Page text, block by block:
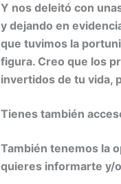
Y nos deleitó con
y dejando en
que tuvimos la
figura. Creo que los
invertidos de tu vida,
Tienes también
También tenemos la
quieres informarte y/